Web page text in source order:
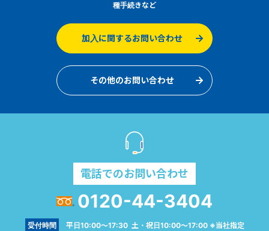
種手続きなど
加入に関するお問い合わせ
その他のお問い合わせ
電話でのお問い合わせ
0120-44-3404
受付時間
平日10:00～17:30 土・祝日10:00～17:00 ※当社指定